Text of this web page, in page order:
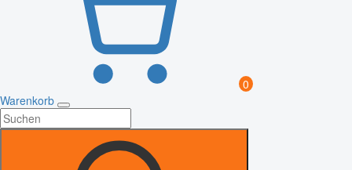
0
Warenkorb